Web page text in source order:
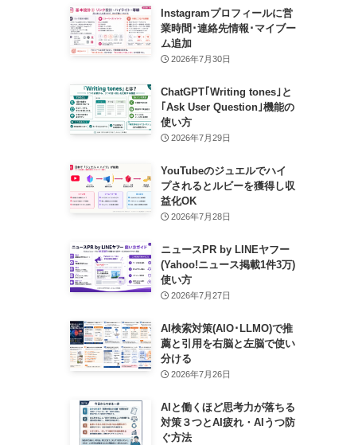
Instagramプロフィールに営
業時間･連絡先情報･マイブー
ム追加
2026年7月30日
ChatGPT｢Writing tones｣と
｢Ask User Question｣機能の
使い方
2026年7月29日
YouTubeのジュエルでハイ
プされるとルビーを獲得し収
益化OK
2026年7月28日
ニュースPR by LINEヤフー
(Yahoo!ニュース掲載1件3万)
使い方
2026年7月27日
AI検索対策(AIO･LLMO)で推
薦と引用を右脳と左脳で使い
分ける
2026年7月26日
AIと働くほど思考力が落ちる
対策３つとAI疲れ・AIうつ防
ぐ方法